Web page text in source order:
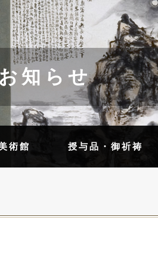
術館 授与品・御祈祷
知らせ